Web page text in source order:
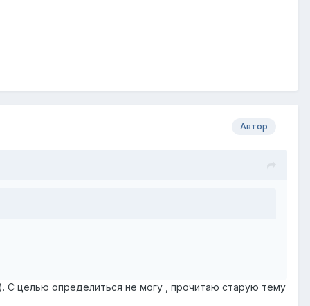
Автор
С целью определиться не могу , прочитаю старую тему